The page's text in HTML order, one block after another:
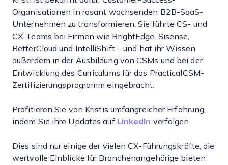
Organisationen in rasant wachsenden B2B-SaaS-
Unternehmen zu transformieren. Sie führte CS- und
CX-Teams bei Firmen wie BrightEdge, Sisense,
BetterCloud und IntelliShift – und hat ihr Wissen
außerdem in der Ausbildung von CSMs und bei der
Entwicklung des Curriculums für das PracticalCSM-
Zertifizierungsprogramm eingebracht.
Profitieren Sie von Kristis umfangreicher Erfahrung,
indem Sie ihre Updates auf LinkedIn verfolgen.
Dies sind nur einige der vielen CX-Führungskräfte, die
wertvolle Einblicke für Branchenangehörige bieten